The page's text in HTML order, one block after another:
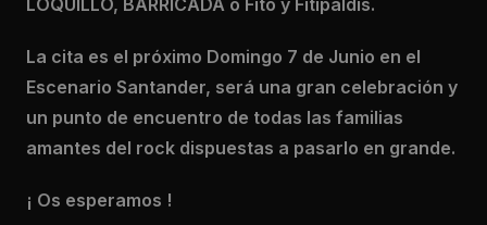
La cita es el próximo Domingo 7 de Junio en el
Escenario Santander, será una gran celebración y
un punto de encuentro de todas las familias
amantes del rock dispuestas a pasarlo en grande.
¡ Os esperamos !